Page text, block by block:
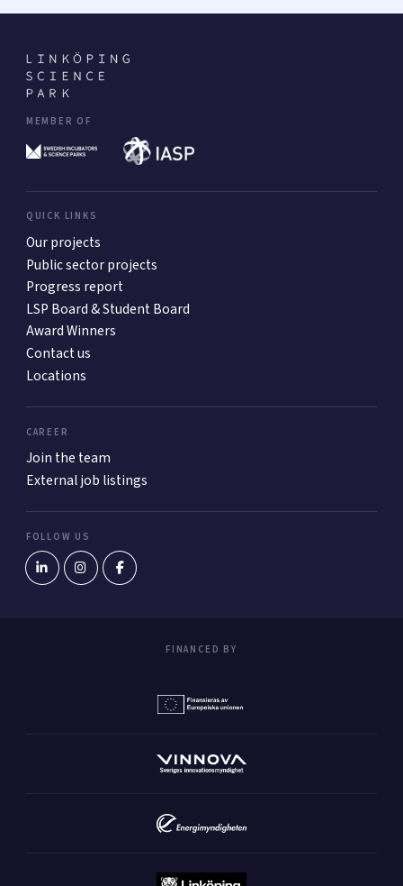
MEMBER OF
QUICK LINKS
Our projects
Public sector projects
Progress report
LSP Board & Student Board
Award Winners
Contact us
Locations
CAREER
Join the team
External job listings
FOLLOW US
FINANCED BY